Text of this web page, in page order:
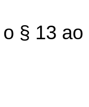
§ 13 ao